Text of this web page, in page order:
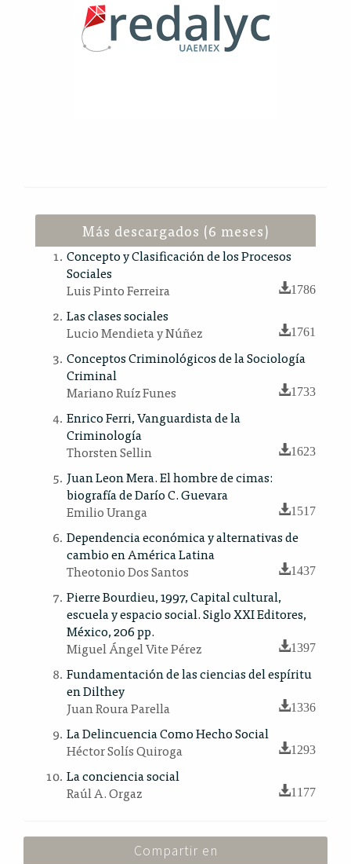
Más descargados (6 meses)
Concepto y Clasificación de los Procesos
Sociales
Luis Pinto Ferreira
1786
Las clases sociales
Lucio Mendieta y Núñez
1761
Conceptos Criminológicos de la Sociología
Criminal
Mariano Ruíz Funes
1733
Enrico Ferri, Vanguardista de la
Criminología
Thorsten Sellin
1623
Juan Leon Mera. El hombre de cimas:
biografía de Darío C. Guevara
Emilio Uranga
1517
Dependencia económica y alternativas de
cambio en América Latina
Theotonio Dos Santos
1437
Pierre Bourdieu, 1997, Capital cultural,
escuela y espacio social. Siglo XXI Editores,
México, 206 pp.
Miguel Ángel Vite Pérez
1397
Fundamentación de las ciencias del espíritu
en Dilthey
Juan Roura Parella
1336
La Delincuencia Como Hecho Social
Héctor Solís Quiroga
1293
La conciencia social
Raúl A. Orgaz
1177
Compartir en